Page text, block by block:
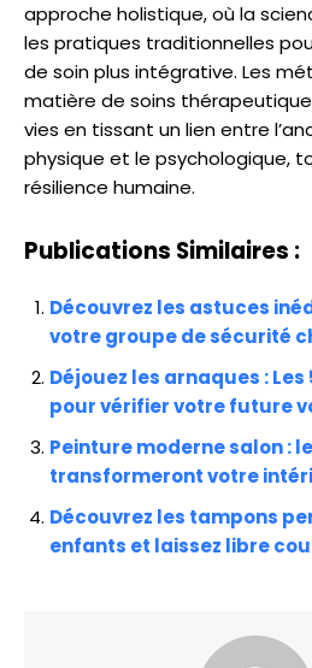
approche holistique, où la
les pratiques traditionnelles
de soin plus intégrative. Les
matière de soins
vies en tissant un lien entre
physique et le psychologique,
résilience humaine.
Publications Similaires :
Découvrez les astuces
votre groupe de sécurité
Déjouez les arnaques :
pour vérifier votre future
Peinture moderne salon :
transformeront votre
Découvrez les tampons
enfants et laissez libre